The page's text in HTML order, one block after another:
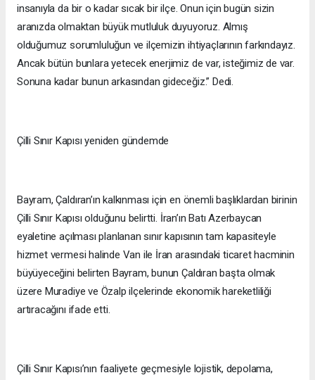
insanıyla da bir o kadar sıcak bir ilçe. Onun için bugün sizin
aranızda olmaktan büyük mutluluk duyuyoruz. Almış
olduğumuz sorumluluğun ve ilçemizin ihtiyaçlarının farkındayız.
Ancak bütün bunlara yetecek enerjimiz de var, isteğimiz de var.
Sonuna kadar bunun arkasından gideceğiz.” Dedi.
Çilli Sınır Kapısı yeniden gündemde
Bayram, Çaldıran’ın kalkınması için en önemli başlıklardan birinin
Çilli Sınır Kapısı olduğunu belirtti. İran’ın Batı Azerbaycan
eyaletine açılması planlanan sınır kapısının tam kapasiteyle
hizmet vermesi halinde Van ile İran arasındaki ticaret hacminin
büyüyeceğini belirten Bayram, bunun Çaldıran başta olmak
üzere Muradiye ve Özalp ilçelerinde ekonomik hareketliliği
artıracağını ifade etti.
Çilli Sınır Kapısı’nın faaliyete geçmesiyle lojistik, depolama,